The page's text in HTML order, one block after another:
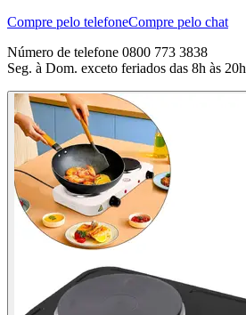
Compre pelo telefoneCompre pelo chat
Número de telefone 0800 773 3838
Seg. à Dom. exceto feriados das 8h às 20h